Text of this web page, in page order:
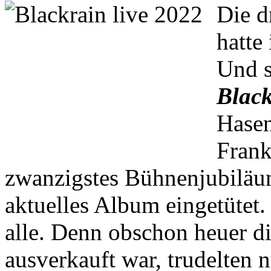
Die
hatte
Und
zwanzigstes
aktuelles Album
alle. Denn obschon heuer
ausverkauft war, trudelten